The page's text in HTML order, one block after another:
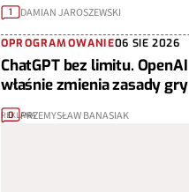
1 DAMIAN JAROSZEWSKI
OPROGRAMOWANIE06 SIE 2026
ChatGPT bez limitu. OpenAI
właśnie zmienia zasady gry
0 PRZEMYSŁAW BANASIAK